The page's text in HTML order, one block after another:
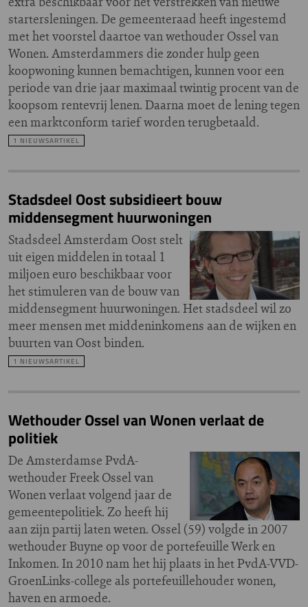
startersleningen. De gemeenteraad heeft ingestemd
met het voorstel daartoe van wethouder Ossel van
Wonen. Amsterdammers die zonder hulp geen
koopwoning kunnen bemachtigen, kunnen voor een
periode van drie jaar maximaal twintig procent van de
koopsom rentevrij lenen. Daarna moet de lening tegen
een marktconform tarief worden terugbetaald.
1 NIEUWSARTIKEL
Stadsdeel Oost subsidieert bouw
middensegment huurwoningen
Stadsdeel Amsterdam Oost stelt
uit eigen middelen in totaal 1
miljoen euro beschikbaar voor
het stimuleren van de bouw van
middensegment huurwoningen. Het stadsdeel wil zo
meer mensen met middeninkomens aan de wijken en
buurten van Oost binden.
1 NIEUWSARTIKEL
Wethouder Ossel van Wonen verlaat de
politiek
De Amsterdamse PvdA-
wethouder Freek Ossel van
Wonen verlaat volgend jaar de
gemeentepolitiek. Zo heeft hij
aan zijn partij laten weten. Ossel (59) volgde in 2007
wethouder Buyne op voor de portefeuille Werk en
Inkomen. In 2010 nam het hij plaats in het PvdA-VVD-
GroenLinks-college als portefeuillehouder wonen,
haven en armoede.